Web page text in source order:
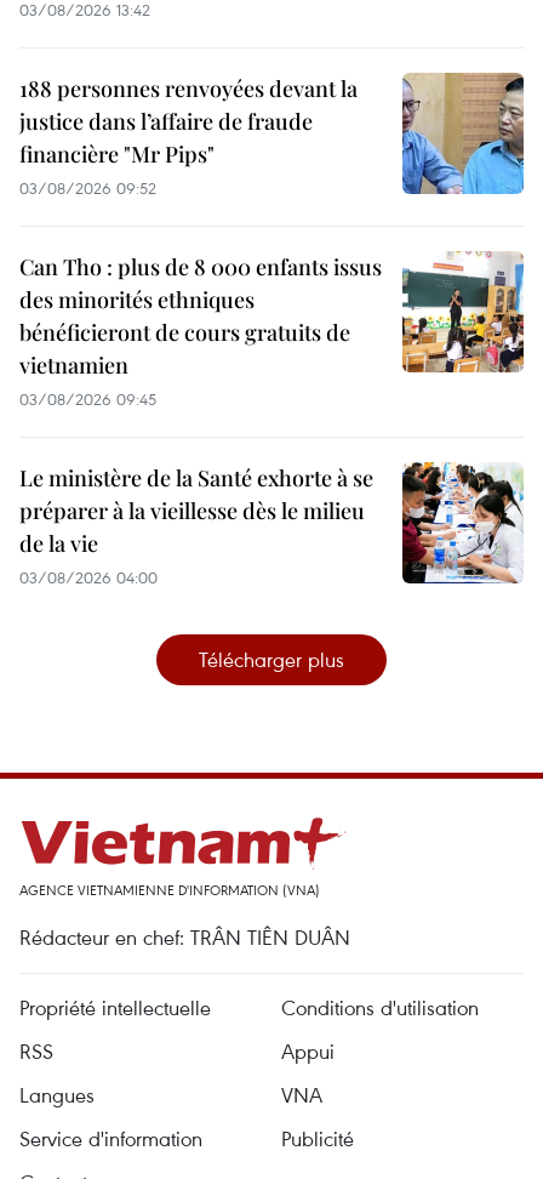
03/08/2026 13:42
188 personnes renvoyées devant la
justice dans l’affaire de fraude
financière "Mr Pips"
03/08/2026 09:52
Can Tho : plus de 8 000 enfants issus
des minorités ethniques
bénéficieront de cours gratuits de
vietnamien
03/08/2026 09:45
Le ministère de la Santé exhorte à se
préparer à la vieillesse dès le milieu
de la vie
03/08/2026 04:00
Télécharger plus
AGENCE VIETNAMIENNE D'INFORMATION (VNA)
Rédacteur en chef: TRÂN TIÊN DUÂN
Propriété intellectuelle
Conditions d'utilisation
RSS
Appui
Langues
VNA
Service d'information
Publicité